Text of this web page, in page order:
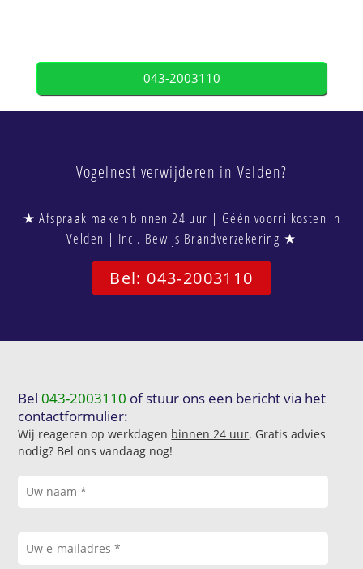
043-2003110
Vogelnest verwijderen in Velden?
★ Afspraak maken binnen 24 uur | Géén voorrijkosten in
Velden | Incl. Bewijs Brandverzekering ★
Bel: 043-2003110
Bel043-2003110 of stuur ons een bericht via het
contactformulier:
Wij reageren op werkdagen binnen 24 uur. Gratis advies
nodig? Bel ons vandaag nog!